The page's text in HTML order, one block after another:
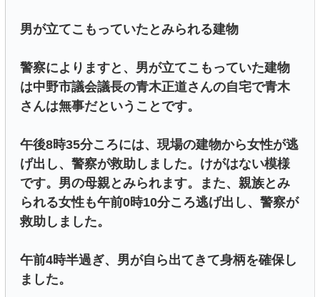
男が立てこもっていたとみられる建物
警察によりますと、男が立てこもっていた建物
は中野市議会議長の青木正道さんの自宅で青木
さんは無事だということです。
午後8時35分ころには、現場の建物から女性が逃
げ出し、警察が救助しました。けがはない模様
です。男の母親とみられます。また、親族とみ
られる女性も午前0時10分ころ逃げ出し、警察が
救助しました。
午前4時半過ぎ、男が自ら出てきて身柄を確保し
ました。